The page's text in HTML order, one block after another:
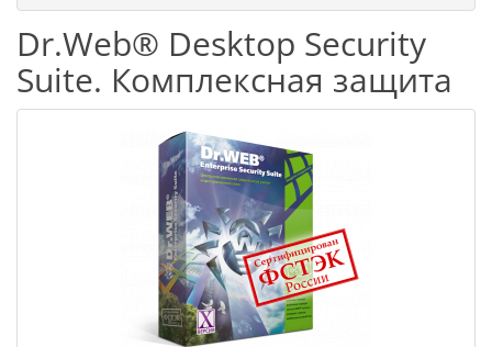
Dr.Web® Desktop Security
Suite. Комплексная защита